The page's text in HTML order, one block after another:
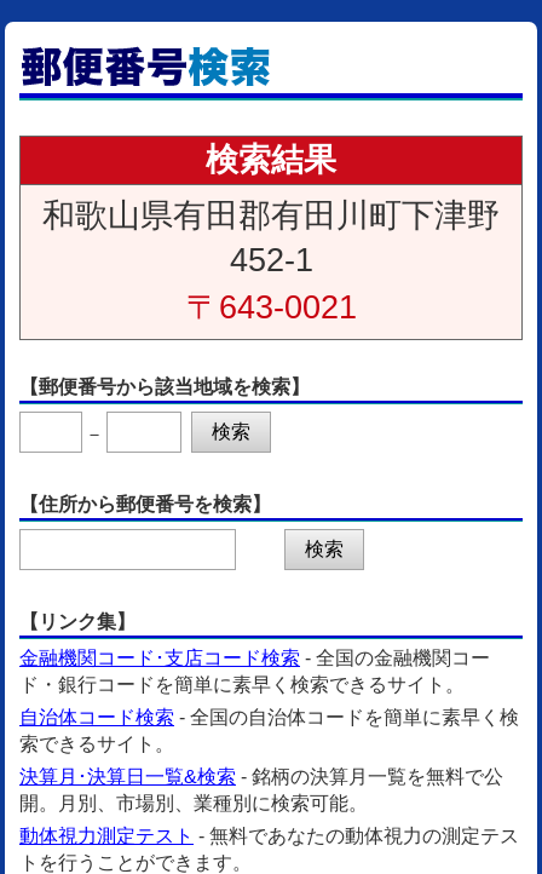
検索結果
和歌山県有田郡有田川町下津野
452-1
〒643-0021
【郵便番号から該当地域を検索】
－
【住所から郵便番号を検索】
【リンク集】
金融機関コード･支店コード検索 - 全国の金融機関コー
ド・銀行コードを簡単に素早く検索できるサイト。
自治体コード検索 - 全国の自治体コードを簡単に素早く検
索できるサイト。
決算月･決算日一覧&検索 - 銘柄の決算月一覧を無料で公
開。月別、市場別、業種別に検索可能。
動体視力測定テスト - 無料であなたの動体視力の測定テス
トを行うことができます。